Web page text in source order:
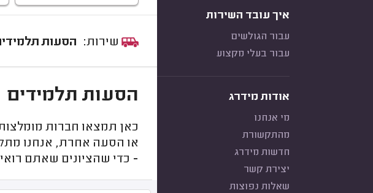
איך עובד השירות
עבור הגולשים
עבור בעלי מקצוע
אודות מידרג
מי אנחנו
מהתקשורת
חדשות מידרג
יצירת קשר
שאלות נפוצות
הסעות
הסעות תלמידים
כאן תמצאו חברות
או הסעה אחרת, אנחנו
- כדי שהציונים שאתם